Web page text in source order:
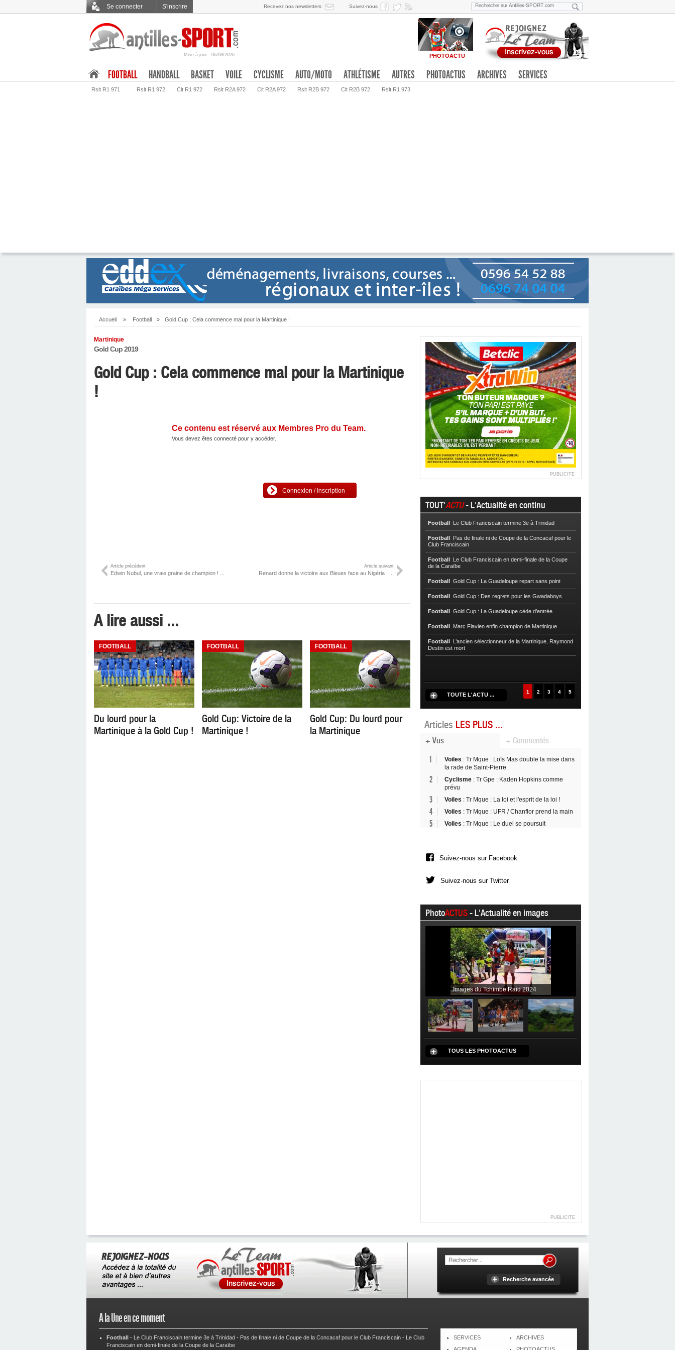
Se connecter S'inscrire Recevez nos newsletters Suivez-nous
Mise à jour - 06/08/2026 PHOTOACTU
FOOTBALL
Rslt R1 971 Rslt R1 972 Clt R1 972 Rslt R2A 972 Clt R2A 972 Rslt R2B 972 Clt R2B 972 Rslt R1 973
HANDBALL BASKET VOILE CYCLISME AUTO/MOTO ATHLÉTISME AUTRES PHOTOACTUS ARCHIVES SERVICES
Accueil » Football » Gold Cup : Cela commence mal pour la Martinique !
Martinique
Gold Cup 2019
Gold Cup : Cela commence mal pour la Martinique
!
Ce contenu est réservé aux Membres Pro du Team.
Vous devez êtes connecté pour y accéder.
Connexion / Inscription
Article précédent
Edwin Nubul, une vraie graine de champion ! ...
Article suivant
Renard donne la victoire aux Bleues face au Nigéria ! ...
A lire aussi ...
FOOTBALL
Du lourd pour la
Martinique à la Gold Cup !
FOOTBALL
Gold Cup: Victoire de la
Martinique !
FOOTBALL
Gold Cup: Du lourd pour
la Martinique
PUBLICITE
TOUT'ACTU- L'Actualité en continu
Football Le Club Franciscain termine 3e à Trinidad
Football Pas de finale ni de Coupe de la Concacaf pour le
Club Franciscain
Football Le Club Franciscain en demi-finale de la Coupe
de la Caraïbe
Football Gold Cup : La Guadeloupe repart sans point
Football Gold Cup : Des regrets pour les Gwadaboys
Football Gold Cup : La Guadeloupe cède d’entrée
Football Marc Flavien enfin champion de Martinique
Football L’ancien sélectionneur de la Martinique, Raymond
Destin est mort
TOUTE L'ACTU ... 1 2 3 4 5
Articles LES PLUS ...
+ Vus + Commentés
1 Voiles : Tr Mque : Loïs Mas double la mise dans
la rade de Saint-Pierre
2 Cyclisme : Tr Gpe : Kaden Hopkins comme
prévu
3 Voiles : Tr Mque : La loi et l'esprit de la loi !
4 Voiles : Tr Mque : UFR / Chanflor prend la main
5 Voiles : Tr Mque : Le duel se poursuit
Suivez-nous sur Facebook
Suivez-nous sur Twitter
PhotoACTUS- L'Actualité en images
Images du Tchimbe Raid 2024
TOUS LES PHOTOACTUS
PUBLICITE
Recherche avancée
A la Une en ce moment
Football - Le Club Franciscain termine 3e à Trinidad - Pas de finale ni de Coupe de la Concacaf pour le Club Franciscain - Le Club
Franciscain en demi-finale de la Coupe de la Caraïbe
SERVICES
ARCHIVES